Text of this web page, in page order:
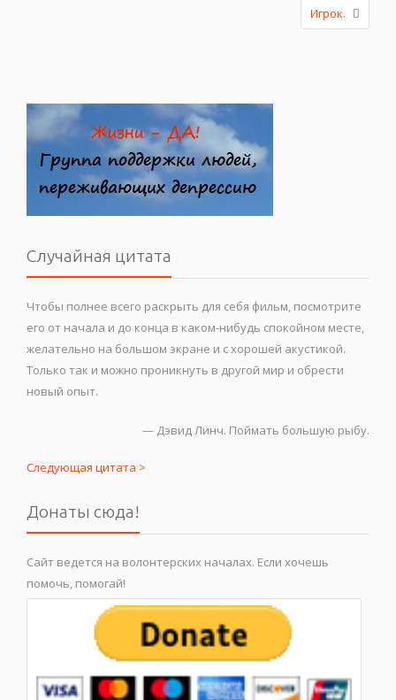
Игрок.
Случайная цитата
Чтобы полнее всего раскрыть для себя фильм, посмотрите
его от начала и до конца в каком-нибудь спокойном месте,
желательно на большом экране и с хорошей акустикой.
Только так и можно проникнуть в другой мир и обрести
новый опыт.
— Дэвид Линч. Поймать большую рыбу.
Следующая цитата >
Донаты сюда!
Сайт ведется на волонтерских началах. Если хочешь
помочь, помогай!